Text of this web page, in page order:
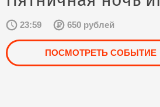
23:59 650 рублей
ПОСМОТРЕТЬ СОБЫТИЕ